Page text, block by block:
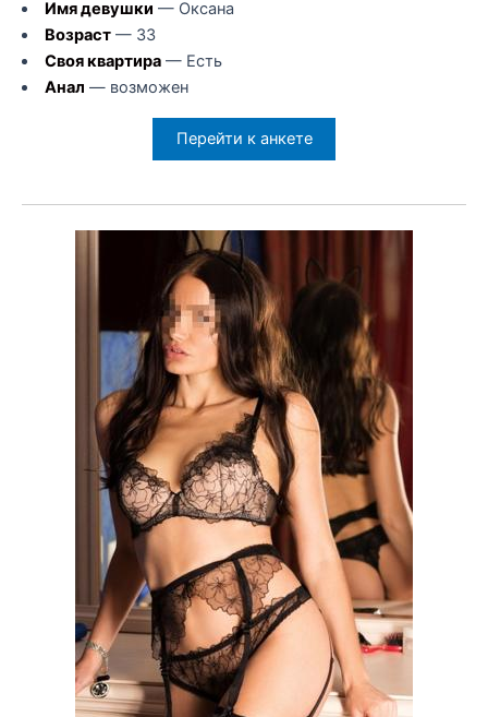
Имя девушки — Оксана
Возраст— 33
Своя квартира— Есть
Анал — возможен
Перейти к анкете